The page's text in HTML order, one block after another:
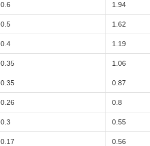
0.6 1.94
0.5 1.62
0.4 1.19
0.35 1.06
0.35 0.87
0.26 0.8
0.3 0.55
0.17 0.56